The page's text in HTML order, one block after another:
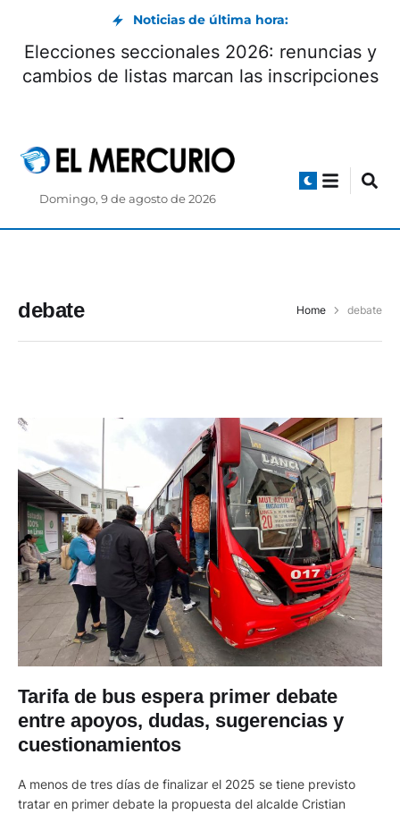
Noticias de última hora:
Elecciones seccionales 2026: renuncias y
cambios de listas marcan las inscripciones
Domingo, 9 de agosto de 2026
debate Home debate
Tarifa de bus espera primer debate
entre apoyos, dudas, sugerencias y
cuestionamientos
A menos de tres días de finalizar el 2025 se tiene previsto
tratar en primer debate la propuesta del alcalde Cristian